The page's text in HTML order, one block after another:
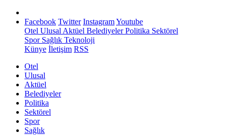
Facebook Twitter InstagramYoutube
Otel Ulusal Aktüel BelediyelerPolitika Sektörel
SporSağlık Teknoloji
Künye İletişim RSS
Otel
Ulusal
Aktüel
Belediyeler
Politika
Sektörel
Spor
Sağlık